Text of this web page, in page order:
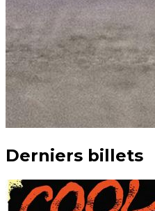
Derniers billets